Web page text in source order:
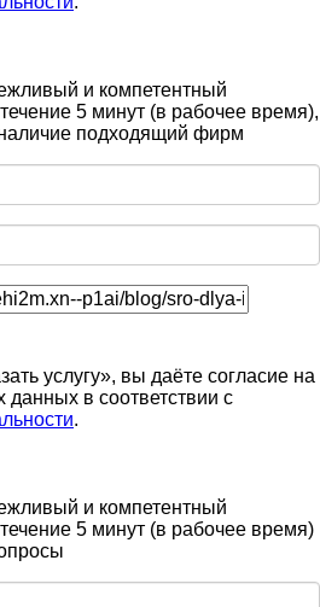
и компетентный
5 минут (в рабочее время),
подходящий фирм
услугу», вы даёте согласие на
данных в соответствии с
.
и компетентный
5 минут (в рабочее время)